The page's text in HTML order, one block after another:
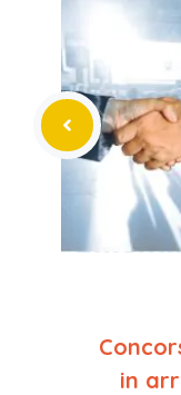
in